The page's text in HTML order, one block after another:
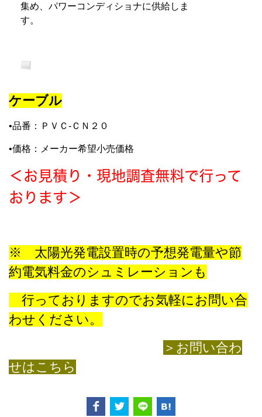
集め、パワーコンディショナに供給しま
す。
ケーブル
•品番：ＰＶＣ-ＣＮ２０
•価格：メーカー希望小売価格
＜お見積り・現地調査無料で行って
おります＞
※ 太陽光発電設置時の予想発電量や節
約電気料金のシュミレーションも
行っておりますのでお気軽にお問い合
わせください。
＞お問い合わ
せはこちら